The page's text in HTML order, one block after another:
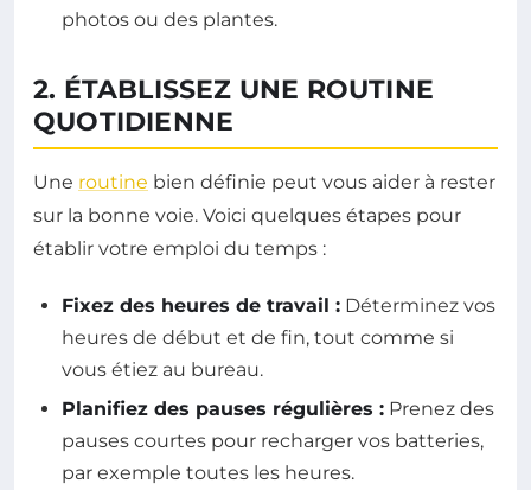
photos ou des plantes.
2. ÉTABLISSEZ UNE ROUTINE
QUOTIDIENNE
Une routine bien définie peut vous aider à rester
sur la bonne voie. Voici quelques étapes pour
établir votre emploi du temps :
Fixez des heures de travail : Déterminez vos
heures de début et de fin, tout comme si
vous étiez au bureau.
Planifiez des pauses régulières : Prenez des
pauses courtes pour recharger vos batteries,
par exemple toutes les heures.